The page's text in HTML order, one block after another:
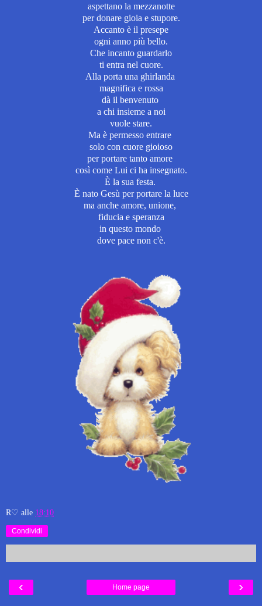
aspettano la mezzanotte
per donare gioia e stupore.
Accanto è il presepe
ogni anno più bello.
Che incanto guardarlo
ti entra nel cuore.
Alla porta una ghirlanda
magnifica e rossa
dà il benvenuto
a chi insieme a noi
vuole stare.
Ma è permesso entrare
solo con cuore gioioso
per portare tanto amore
così come Lui ci ha insegnato.
È la sua festa.
È nato Gesù per portare la luce
ma anche amore, unione,
fiducia e speranza
in questo mondo
dove pace non c'è.
R♡ alle 18:10
Condividi
‹ ›
Home page